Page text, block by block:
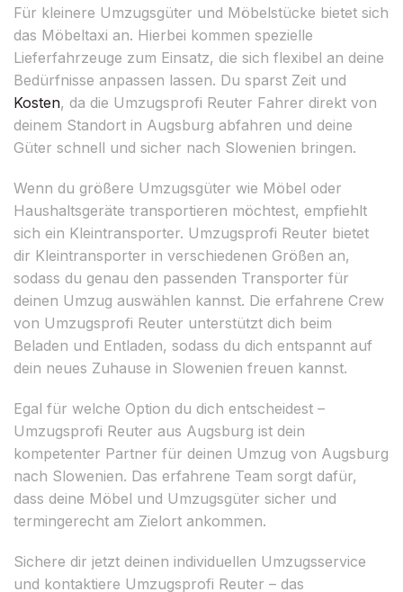
Für kleinere Umzugsgüter und Möbelstücke bietet sich
das Möbeltaxi an. Hierbei kommen spezielle
Lieferfahrzeuge zum Einsatz, die sich flexibel an deine
Bedürfnisse anpassen lassen. Du sparst Zeit und
Kosten, da die Umzugsprofi Reuter Fahrer direkt von
deinem Standort in Augsburg abfahren und deine
Güter schnell und sicher nach Slowenien bringen.
Wenn du größere Umzugsgüter wie Möbel oder
Haushaltsgeräte transportieren möchtest, empfiehlt
sich ein Kleintransporter. Umzugsprofi Reuter bietet
dir Kleintransporter in verschiedenen Größen an,
sodass du genau den passenden Transporter für
deinen Umzug auswählen kannst. Die erfahrene Crew
von Umzugsprofi Reuter unterstützt dich beim
Beladen und Entladen, sodass du dich entspannt auf
dein neues Zuhause in Slowenien freuen kannst.
Egal für welche Option du dich entscheidest –
Umzugsprofi Reuter aus Augsburg ist dein
kompetenter Partner für deinen Umzug von Augsburg
nach Slowenien. Das erfahrene Team sorgt dafür,
dass deine Möbel und Umzugsgüter sicher und
termingerecht am Zielort ankommen.
Sichere dir jetzt deinen individuellen Umzugsservice
und kontaktiere Umzugsprofi Reuter – das